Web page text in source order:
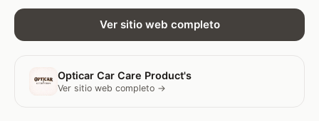
Ver sitio web completo
Opticar Car Care Product's
Ver sitio web completo →